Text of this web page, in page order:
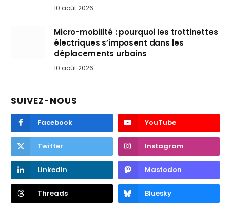
10 août 2026
Micro-mobilité : pourquoi les trottinettes
électriques s’imposent dans les
déplacements urbains
10 août 2026
SUIVEZ-NOUS
Facebook YouTube
Twitter Instagram
LinkedIn Mastodon
Threads Bluesky